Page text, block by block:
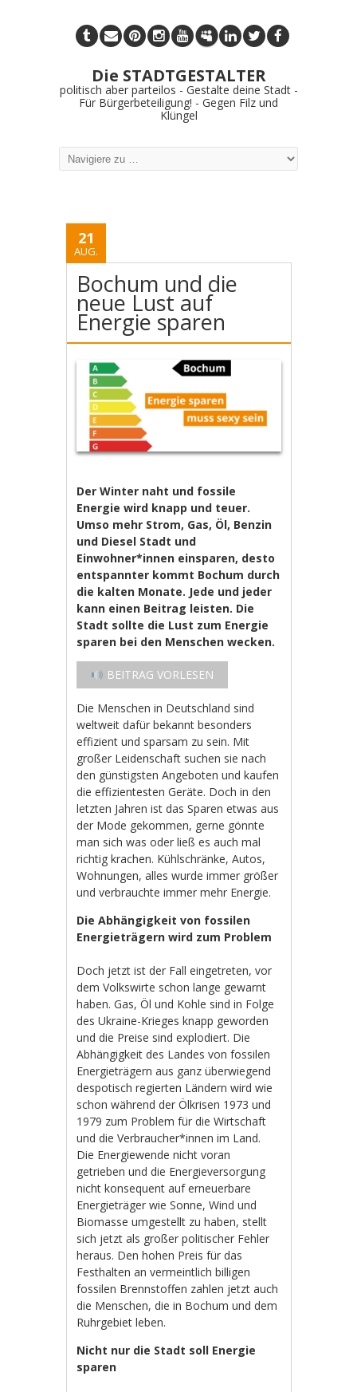
Die STADTGESTALTER
politisch aber parteilos - Gestalte deine Stadt -
Für Bürgerbeteiligung! - Gegen Filz und
Klüngel
21
AUG.
Bochum und die
neue Lust auf
Energie sparen
Der Winter naht und fossile
Energie wird knapp und teuer.
Umso mehr Strom, Gas, Öl, Benzin
und Diesel Stadt und
Einwohner*innen einsparen, desto
entspannter kommt Bochum durch
die kalten Monate. Jede und jeder
kann einen Beitrag leisten. Die
Stadt sollte die Lust zum Energie
sparen bei den Menschen wecken.
BEITRAG VORLESEN
Die Menschen in Deutschland sind
weltweit dafür bekannt besonders
effizient und sparsam zu sein. Mit
großer Leidenschaft suchen sie nach
den günstigsten Angeboten und kaufen
die effizientesten Geräte. Doch in den
letzten Jahren ist das Sparen etwas aus
der Mode gekommen, gerne gönnte
man sich was oder ließ es auch mal
richtig krachen. Kühlschränke, Autos,
Wohnungen, alles wurde immer größer
und verbrauchte immer mehr Energie.
Die Abhängigkeit von fossilen
Energieträgern wird zum Problem
Doch jetzt ist der Fall eingetreten, vor
dem Volkswirte schon lange gewarnt
haben. Gas, Öl und Kohle sind in Folge
des Ukraine-Krieges knapp geworden
und die Preise sind explodiert. Die
Abhängigkeit des Landes von fossilen
Energieträgern aus ganz überwiegend
despotisch regierten Ländern wird wie
schon während der Ölkrisen 1973 und
1979 zum Problem für die Wirtschaft
und die Verbraucher*innen im Land.
Die Energiewende nicht voran
getrieben und die Energieversorgung
nicht konsequent auf erneuerbare
Energieträger wie Sonne, Wind und
Biomasse umgestellt zu haben, stellt
sich jetzt als großer politischer Fehler
heraus. Den hohen Preis für das
Festhalten an vermeintlich billigen
fossilen Brennstoffen zahlen jetzt auch
die Menschen, die in Bochum und dem
Ruhrgebiet leben.
Nicht nur die Stadt soll Energie
sparen